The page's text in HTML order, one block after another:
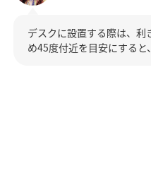
デスクに設置する際は、
め45度付近を目安にすると